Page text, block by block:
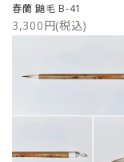
春蘭 鼬毛 B-41
3,300円(税込)